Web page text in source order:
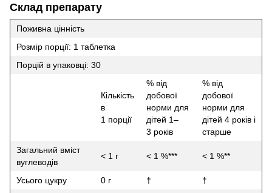
Склад препарату
Поживна цінність
Розмір порції: 1 таблетка
Порцій в упаковці: 30
Кількість
в
1 порції
% від
добової
норми для
дітей 1–
3 років
% від
добової
норми для
дітей 4 років і
старше
Загальний вміст
вуглеводів
< 1 г < 1 %*** < 1 %**
Усього цукру 0 г †
†